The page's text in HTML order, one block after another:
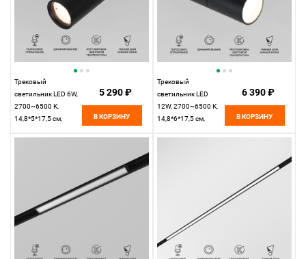
Трековый
светильник LED 6W,
2700~6500 К,
14,8*5*17,5 см,
5 290 ₽
В КОРЗИНУ
Трековый
светильник LED
12W, 2700~6500 К,
14,8*6*17,5 см,
6 390 ₽
В КОРЗИНУ